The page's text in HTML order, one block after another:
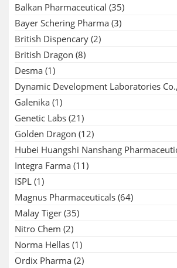
Balkan Pharmaceutical (35)
Bayer Schering Pharma (3)
British Dispencary (2)
British Dragon (8)
Desma (1)
Dynamic Development Laboratories
Galenika (1)
Genetic Labs (21)
Golden Dragon (12)
Hubei Huangshi Nanshang
Integra Farma (11)
ISPL (1)
Magnus Pharmaceuticals (64)
Malay Tiger (35)
Nitro Chem (2)
Norma Hellas (1)
Ordix Pharma (2)